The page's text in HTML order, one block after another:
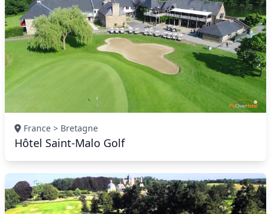
France > Bretagne
Hôtel Saint-Malo Golf